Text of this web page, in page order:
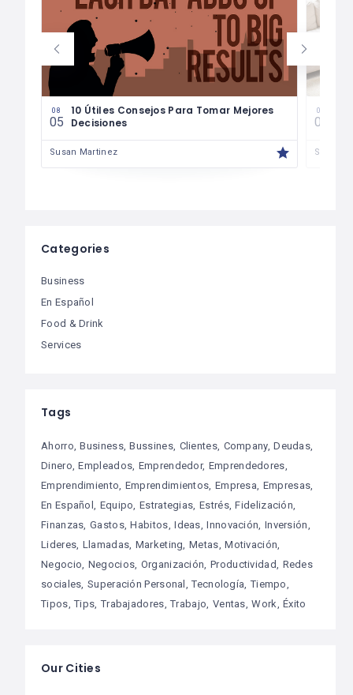
08
05
10 Útiles Consejos Para Tomar Mejores
Decisiones
Susan Martinez
08
04
Susan
Categories
Business
En Español
Food & Drink
Services
Tags
Ahorro Business Bussines Clientes Company Deudas
Dinero Empleados Emprendedor Emprendedores
Emprendimiento Emprendimientos Empresa Empresas
En Español Equipo Estrategias Estrés Fidelización
Finanzas Gastos Habitos Ideas Innovación Inversión
Lideres Llamadas Marketing Metas Motivación
Negocio Negocios Organización Productividad Redes
sociales Superación Personal Tecnología Tiempo
Tipos Tips Trabajadores Trabajo Ventas Work Éxito
Our Cities